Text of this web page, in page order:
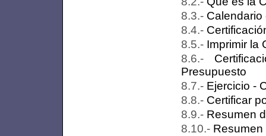
Imprimir la
Presupuesto
Ejercicio -
Certificar
Resumen
Resumen